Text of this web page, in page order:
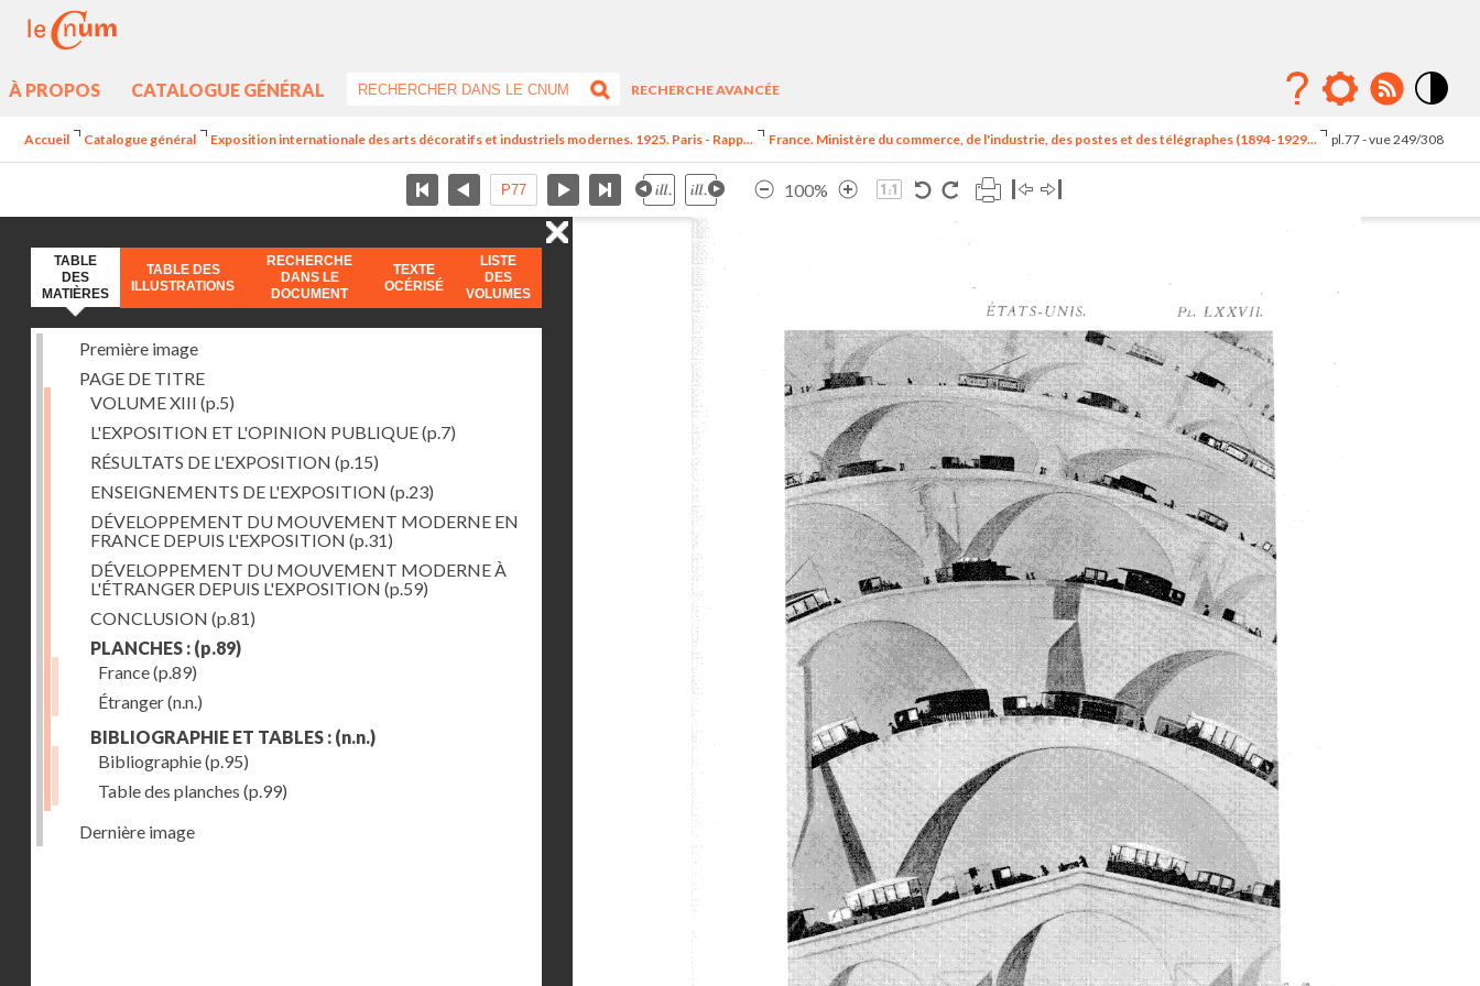
À PROPOS CATALOGUE GÉNÉRAL
RECHERCHE AVANCÉE
élévé
Accueil Catalogue général Exposition internationale des arts décoratifs et industriels modernes. 1925. Paris - Rapp... France. Ministère du commerce, de l'industrie, des postes et des télégraphes (1894-1929... pl.77 - vue 249/308
100%
TABLE
DES
MATIÈRES
TABLE DES
ILLUSTRATIONS
RECHERCHE
DANS LE
DOCUMENT
TEXTE
OCÉRISÉ
LISTE
DES
VOLUMES
Première image
PAGE DE TITRE
VOLUME XIII (p.5)
L'EXPOSITION ET L'OPINION PUBLIQUE(p.7)
RÉSULTATS DE L'EXPOSITION (p.15)
ENSEIGNEMENTS DE L'EXPOSITION (p.23)
DÉVELOPPEMENT DU MOUVEMENT MODERNE EN
FRANCE DEPUIS L'EXPOSITION (p.31)
DÉVELOPPEMENT DU MOUVEMENT MODERNE À
L'ÉTRANGER DEPUIS L'EXPOSITION (p.59)
CONCLUSION (p.81)
PLANCHES : (p.89)
France(p.89)
Étranger(n.n.)
BIBLIOGRAPHIE ET TABLES : (n.n.)
Bibliographie(p.95)
Table des planches (p.99)
Dernière image